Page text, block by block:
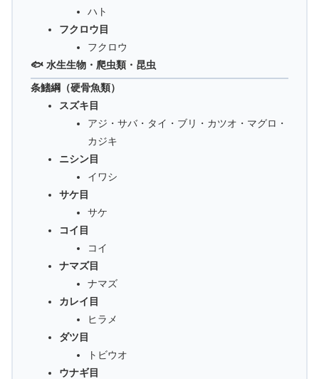
ハト
フクロウ目
フクロウ
🐟 水生生物・爬虫類・昆虫
条鰭綱（硬骨魚類）
スズキ目
アジ・サバ・タイ・ブリ・カツオ・マグロ・
カジキ
ニシン目
イワシ
サケ目
サケ
コイ目
コイ
ナマズ目
ナマズ
カレイ目
ヒラメ
ダツ目
トビウオ
ウナギ目